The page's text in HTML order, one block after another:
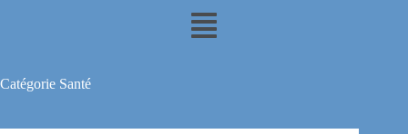
Catégorie Santé